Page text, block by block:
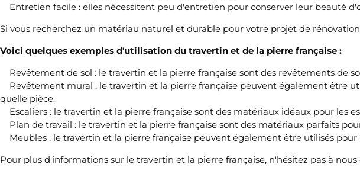
Entretien facile : elles nécessitent peu d'entretien pour conserver leur beauté
Si vous recherchez un matériau naturel et durable pour votre projet de
Voici quelques exemples d'utilisation du travertin et de la pierre française :
Revêtement de sol : le travertin et la pierre française sont des revêtements de
Revêtement mural : le travertin et la pierre française peuvent également être
quelle pièce.
Escaliers : le travertin et la pierre française sont des matériaux idéaux pour les
Plan de travail : le travertin et la pierre française sont des matériaux parfaits
Meubles : le travertin et la pierre française peuvent également être utilisés
Pour plus d'informations sur le travertin et la pierre française, n'hésitez pas à